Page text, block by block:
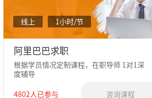
线上 1小时/节
阿里巴巴求职
根据学员情况定制课程，在职导师 1对1深
度辅导
4802人已参与
咨询课程